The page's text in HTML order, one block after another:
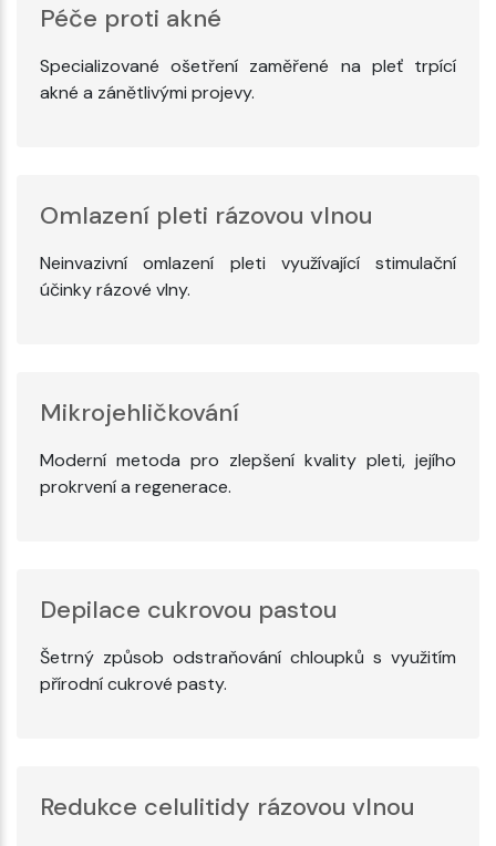
Péče proti akné
Specializované ošetření zaměřené na pleť trpící
akné a zánětlivými projevy.
Omlazení pleti rázovou vlnou
Neinvazivní omlazení pleti využívající stimulační
účinky rázové vlny.
Mikrojehličkování
Moderní metoda pro zlepšení kvality pleti, jejího
prokrvení a regenerace.
Depilace cukrovou pastou
Šetrný způsob odstraňování chloupků s využitím
přírodní cukrové pasty.
Redukce celulitidy rázovou vlnou